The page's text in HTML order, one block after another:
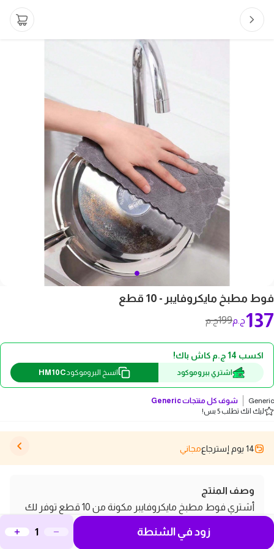
فوط مطبخ مايكروفايبر - 10 قطع
199ج.م 137ج.م
اكسب 14 ج.م كاش باك!
اشتري ببروموكود انسخ البروموكود HM10C
Generic شوف كل منتجاتGeneric
ليك انك تطلب 5 بس!
14 يوم إسترجاع مجاني
وصف المنتج
أشتري فوط مطبخ مايكروفايبر مكونة من 10 قطع توفر لك
حلول تنظيف مثالية في المطبخ. تم تصميم هذه الفوط من
زود في الشنطة